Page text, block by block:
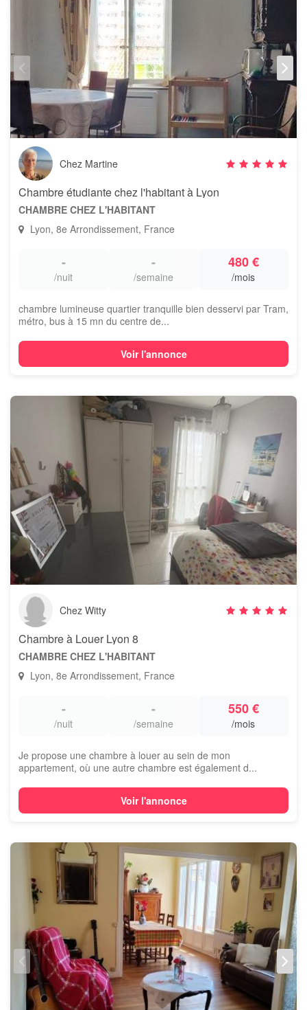
Chez Martine
Chambre étudiante chez l'habitant à Lyon
CHAMBRE CHEZ L'HABITANT
Lyon, 8e Arrondissement, France
-
/nuit
-
/semaine
480 €
/mois
chambre lumineuse quartier tranquille bien desservi par Tram,
métro, bus à 15 mn du centre de...
Voir l'annonce
Chez Witty
Chambre à Louer Lyon 8
CHAMBRE CHEZ L'HABITANT
Lyon, 8e Arrondissement, France
-
/nuit
-
/semaine
550 €
/mois
Je propose une chambre à louer au sein de mon
appartement, où une autre chambre est également d...
Voir l'annonce